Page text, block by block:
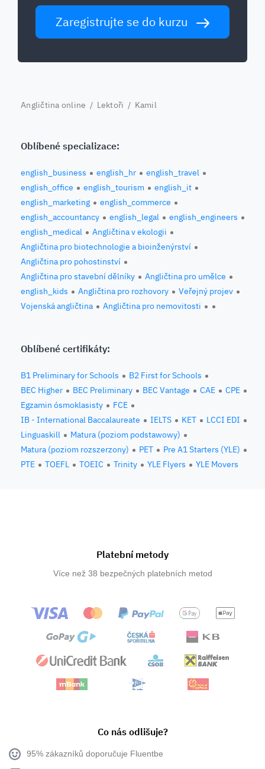
Zaregistrujte se do kurzu
Angličtina online / Lektoři / Kamil
Oblíbené specializace:
english_business english_hr
english_travel
english_office
english_tourism
english_it
english_marketing
english_commerce
english_accountancy
english_legal
english_engineers
english_medical
Angličtina v ekologii
Angličtina pro biotechnologie a bioinženýrství
Angličtina pro pohostinství
Angličtina pro stavební dělníky
Angličtina pro umělce
english_kids
Angličtina pro rozhovory
Veřejný projev
Vojenská angličtina
Angličtina pro nemovitosti
Oblíbené certifikáty:
B1 Preliminary for Schools
B2 First for Schools
BEC Higher
BEC Preliminary BEC Vantage CAE
CPE
Egzamin ósmoklasisty
FCE
IB - International Baccalaureate
IELTS KET
LCCI EDI
Linguaskill
Matura (poziom podstawowy)
Matura (poziom rozszerzony)
PET
Pre A1 Starters (YLE)
PTE
TOEFL TOEIC Trinity YLE Flyers YLE Movers
Platební metody
Více než 38 bezpečných platebních metod
Co nás odlišuje?
95% zákazníků doporučuje Fluentbe